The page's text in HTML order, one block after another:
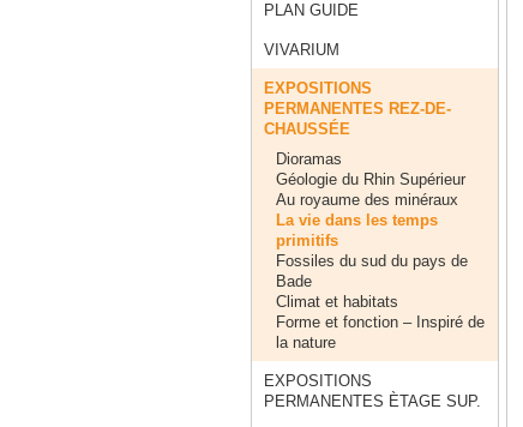
PLAN GUIDE
VIVARIUM
EXPOSITIONS
PERMANENTES REZ-DE-
CHAUSSÉE
Dioramas
Géologie du Rhin Supérieur
Au royaume des minéraux
La vie dans les temps
primitifs
Fossiles du sud du pays de
Bade
Climat et habitats
Forme et fonction – Inspiré de
la nature
EXPOSITIONS
PERMANENTES ÈTAGE SUP.